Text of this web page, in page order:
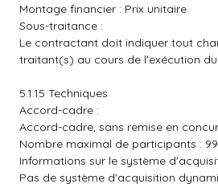
Montage financier : Prix unitaire
Sous-traitance :
Le contractant doit indiquer tout
traitant(s) au cours de l'exécution
5.1.15 Techniques
Accord-cadre :
Accord-cadre, sans remise en
Nombre maximal de participants :
Informations sur le système
Pas de système d'acquisition